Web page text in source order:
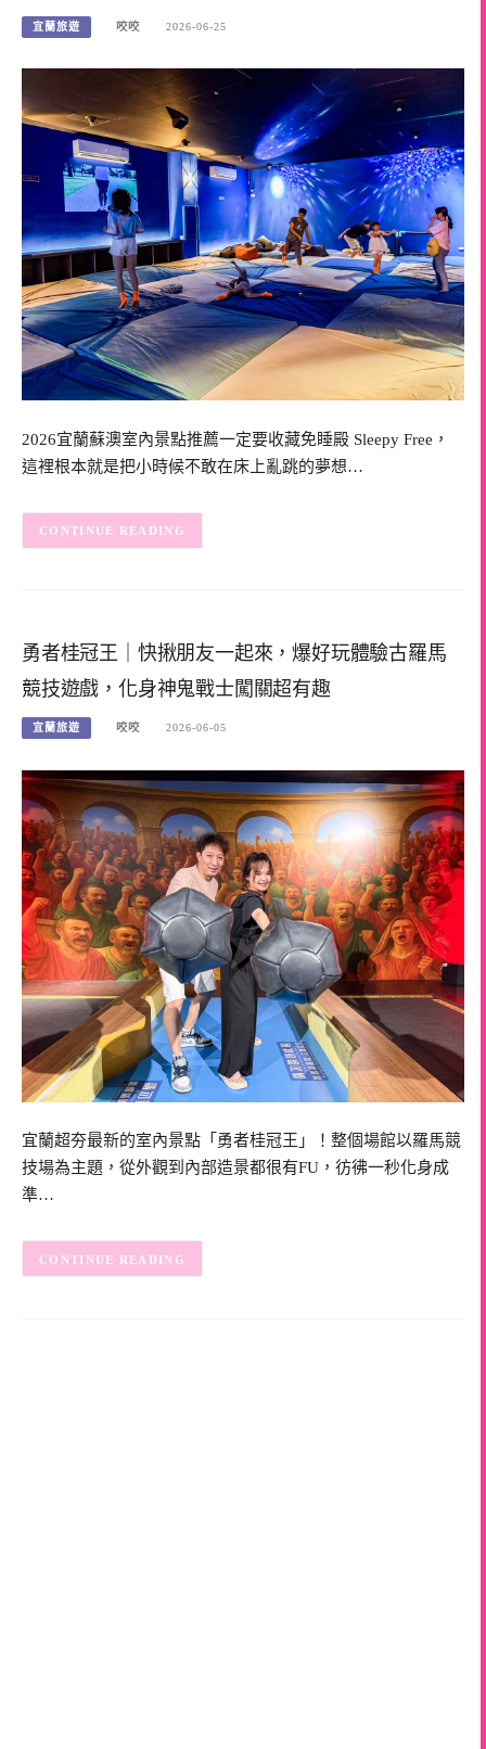
宜蘭旅遊 咬咬 2026-06-25
2026宜蘭蘇澳室內景點推薦一定要收藏免睡殿 Sleepy Free，
這裡根本就是把小時候不敢在床上亂跳的夢想…
CONTINUE READING
勇者桂冠王｜快揪朋友一起來，爆好玩體驗古羅馬
競技遊戲，化身神鬼戰士闖關超有趣
宜蘭旅遊 咬咬 2026-06-05
宜蘭超夯最新的室內景點「勇者桂冠王」！整個場館以羅馬競
技場為主題，從外觀到內部造景都很有FU，彷彿一秒化身成
準…
CONTINUE READING